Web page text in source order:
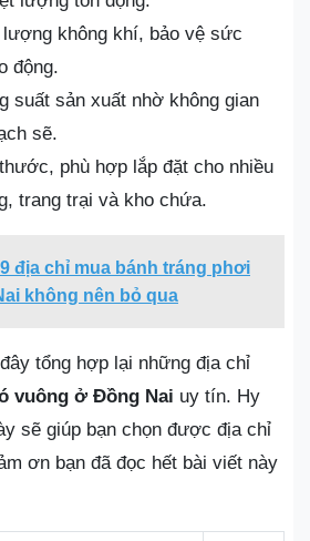
không khí, bảo vệ sức
động.
suất sản xuất nhờ không gian
sẽ.
phù hợp lắp đặt cho nhiều
trang trại và kho chứa.
địa chỉ mua bánh tráng phơi
không nên bỏ qua
tổng hợp lại những địa chỉ
vuông ở Đồng Nai uy tín. Hy
sẽ giúp bạn chọn được địa chỉ
ơn bạn đã đọc hết bài viết này